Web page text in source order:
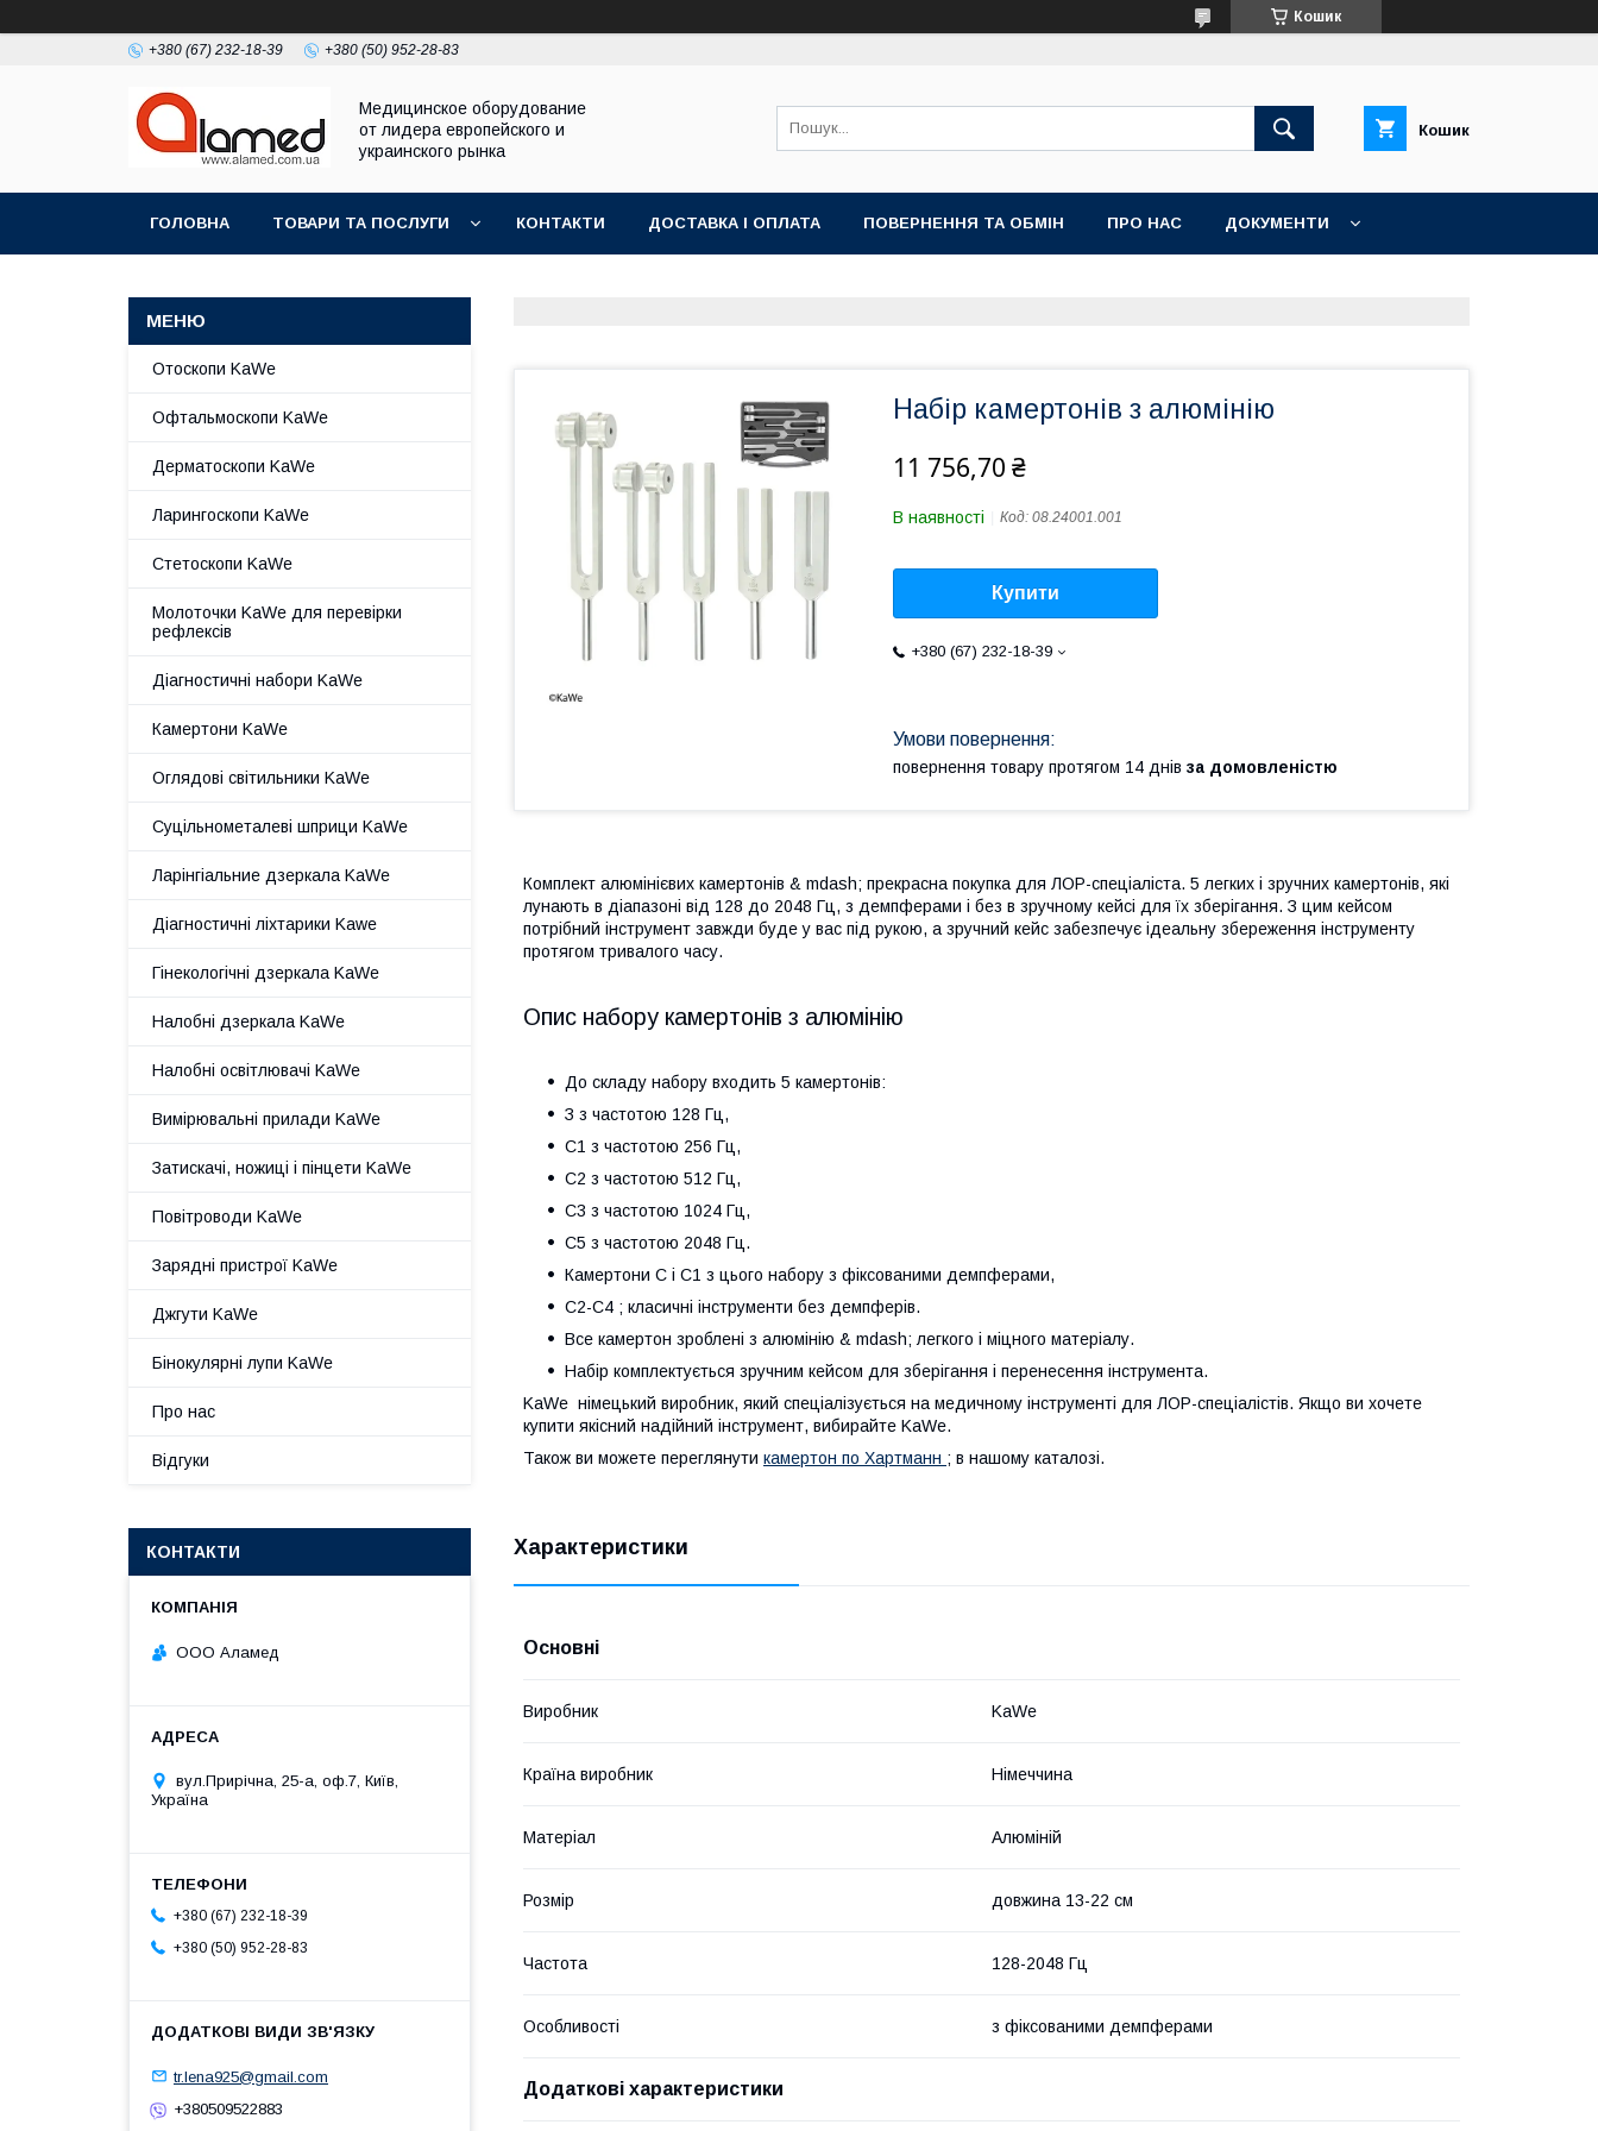
Кошик
+380 (67) 232-18-39 +380 (50) 952-28-83
Медицинское оборудование
от лидера европейского и
украинского рынка
Кошик
ГОЛОВНА ТОВАРИ ТА ПОСЛУГИ КОНТАКТИ ДОСТАВКА І ОПЛАТА ПОВЕРНЕННЯ ТА ОБМІН ПРО НАС ДОКУМЕНТИ
Набір камертонів з алюмінію
11 756,70 ₴
В наявності Код: 08.24001.001
Купити
+380 (67) 232-18-39
повернення товару протягом 14 днів за домовленістю
Комплект алюмінієвих камертонів & mdash; прекрасна покупка для ЛОР-спеціаліста. 5 легких і зручних камертонів, які
лунають в діапазоні від 128 до 2048 Гц, з демпферами і без в зручному кейсі для їх зберігання. З цим кейсом
потрібний інструмент завжди буде у вас під рукою, а зручний кейс забезпечує ідеальну збереження інструменту
протягом тривалого часу.
Опис набору камертонів з алюмінію
До складу набору входить 5 камертонів:
З з частотою 128 Гц,
С1 з частотою 256 Гц,
С2 з частотою 512 Гц,
С3 з частотою 1024 Гц,
С5 з частотою 2048 Гц.
Камертони С і С1 з цього набору з фіксованими демпферами,
С2-С4 ; класичні інструменти без демпферів.
Все камертон зроблені з алюмінію & mdash; легкого і міцного матеріалу.
Набір комплектується зручним кейсом для зберігання і перенесення інструмента.
KaWе німецький виробник, який спеціалізується на медичному інструменті для ЛОР-спеціалістів. Якщо ви хочете
купити якісний надійний інструмент, вибирайте KaWе.
Також ви можете переглянути камертон по Хартманн ; в нашому каталозі.
Характеристики
Основні
Виробник KaWe
Країна виробник Німеччина
Матеріал Алюміній
Розмір довжина 13-22 см
Частота 128-2048 Гц
Особливості з фіксованими демпферами
Додаткові характеристики
Отоскопи KaWe
Офтальмоскопи KaWe
Дерматоскопи KaWe
Ларингоскопи KaWe
Стетоскопи KaWe
Молоточки KaWe для перевірки
рефлексів
Діагностичні набори KaWe
Камертони KaWe
Оглядові світильники KaWe
Суцільнометалеві шприци KaWe
Ларінгіальние дзеркала KaWe
Діагностичні ліхтарики Kawe
Гінекологічні дзеркала KaWe
Налобні дзеркала KaWe
Налобні освітлювачі KaWe
Вимірювальні прилади KaWe
Затискачі, ножиці і пінцети KaWe
Повітроводи KaWe
Зарядні пристрої KaWe
Джгути KaWe
Бінокулярні лупи KaWe
Про нас
Відгуки
КОНТАКТИ
ООО Аламед
вул.Прирічна, 25-а, оф.7, Київ,
Україна
+380 (67) 232-18-39
+380 (50) 952-28-83
tr.lena925@gmail.com
+380509522883